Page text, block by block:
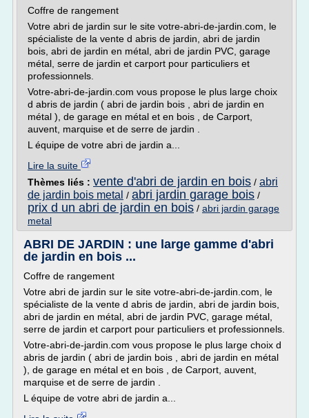
Coffre de rangement
Votre abri de jardin sur le site votre-abri-de-jardin.com, le
spécialiste de la vente d abris de jardin, abri de jardin
bois, abri de jardin en métal, abri de jardin PVC, garage
métal, serre de jardin et carport pour particuliers et
professionnels.
Votre-abri-de-jardin.com vous propose le plus large choix
d abris de jardin ( abri de jardin bois , abri de jardin en
métal ), de garage en métal et en bois , de Carport,
auvent, marquise et de serre de jardin .
L équipe de votre abri de jardin a...
Lire la suite
Thèmes liés : vente d'abri de jardin en bois / abri
de jardin bois metal / abri jardin garage bois /
prix d un abri de jardin en bois / abri jardin garage
metal
ABRI DE JARDIN : une large gamme d'abri
de jardin en bois ...
Coffre de rangement
Votre abri de jardin sur le site votre-abri-de-jardin.com, le
spécialiste de la vente d abris de jardin, abri de jardin bois,
abri de jardin en métal, abri de jardin PVC, garage métal,
serre de jardin et carport pour particuliers et professionnels.
Votre-abri-de-jardin.com vous propose le plus large choix d
abris de jardin ( abri de jardin bois , abri de jardin en métal
), de garage en métal et en bois , de Carport, auvent,
marquise et de serre de jardin .
L équipe de votre abri de jardin a...